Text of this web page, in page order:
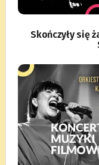
Skończyły się